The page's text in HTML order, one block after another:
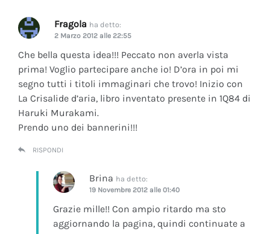
Fragola ha detto:
2 Marzo 2012 alle 22:55
Che bella questa idea!!! Peccato non averla vista
prima! Voglio partecipare anche io! D’ora in poi mi
segno tutti i titoli immaginari che trovo! Inizio con
La Crisalide d’aria, libro inventato presente in 1Q84 di
Haruki Murakami.
Prendo uno dei bannerini!!!
RISPONDI
Brina ha detto:
19 Novembre 2012 alle 01:40
Grazie mille!! Con ampio ritardo ma sto
aggiornando la pagina, quindi continuate a